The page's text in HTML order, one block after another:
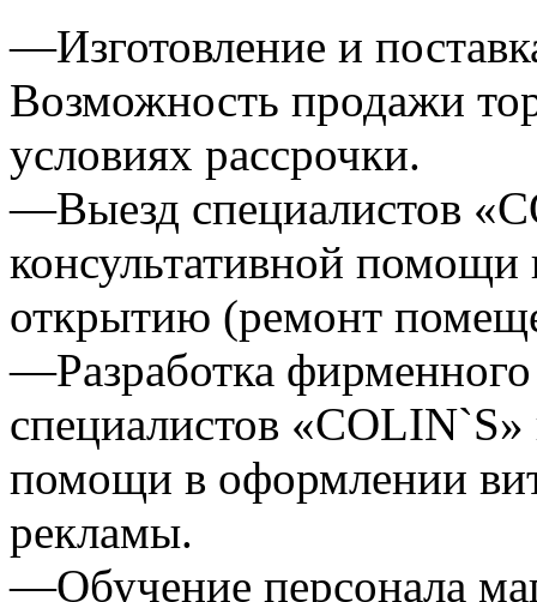
—Изготовление и
Возможность продажи
условиях рассрочки.
—Выезд специалистов
консультативной помощи
открытию (ремонт
—Разработка
специалистов
помощи в оформлении
рекламы.
—Обучение персонала